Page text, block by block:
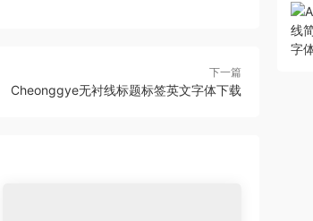
下一篇
Cheonggye无衬线标题标签英文字体下载